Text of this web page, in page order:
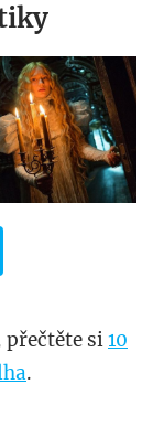
přečtěte si10
.